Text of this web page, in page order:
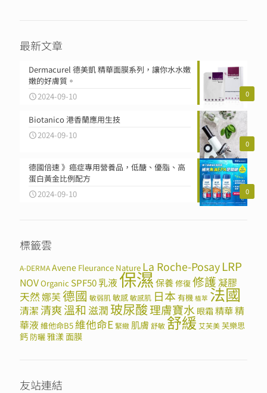
最新文章
0
Dermacurel 德美凱 精華面膜系列，讓你水水嫩
嫩的好膚質。
2024-09-10
0
Biotanico 港香蘭應用生技
2024-09-10
0
德國倍速 》癌症專用營養品，低醣、優脂、高
蛋白黃金比例配方
2024-09-10
標籤雲
A-DERMAAvene Fleurance Nature La Roche-PosayLRP
NOVOrganic SPF50乳液保濕保養修復修護凝膠
天然娜芙德國 敏弱肌敏感敏感肌 日本 有機 植萃 法國
清潔清爽溫和 滋潤 玻尿酸理膚寶水 眼霜精華精
華液維他命B5 維他命E 緊緻 肌膚 舒敏 舒緩 艾芙美芙樂思
鈣 防曬雅漾面膜
友站連結